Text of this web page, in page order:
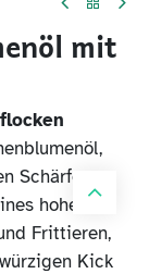
mit
Schärfe von
hohen
Frittieren,
Kick